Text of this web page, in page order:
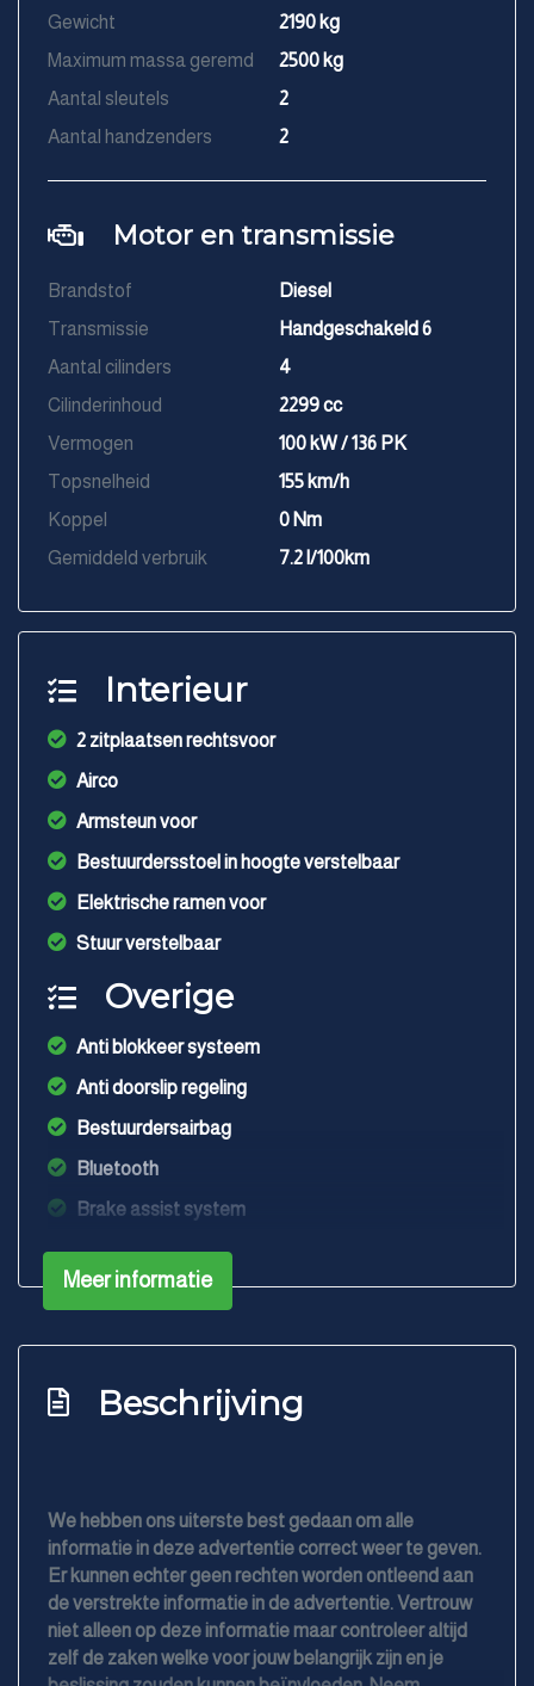
Gewicht
2190 kg
Maximum massa geremd
2500 kg
Aantal sleutels
2
Aantal handzenders
2
Motor en transmissie
Brandstof
Diesel
Transmissie
Handgeschakeld 6
Aantal cilinders
4
Cilinderinhoud
2299 cc
Vermogen
100 kW / 136 PK
Topsnelheid
155 km/h
Koppel
0 Nm
Gemiddeld verbruik
7.2 l/100km
Interieur
2 zitplaatsen rechtsvoor
Airco
Armsteun voor
Bestuurdersstoel in hoogte verstelbaar
Elektrische ramen voor
Stuur verstelbaar
Overige
Anti blokkeer systeem
Anti doorslip regeling
Bestuurdersairbag
Bluetooth
Brake assist system
Elektronisch stabiliteits programma
Exterieur
Centrale vergrendeling met afstandsbediening
Meer informatie
Beschrijving
We hebben ons uiterste best gedaan om alle
informatie in deze advertentie correct weer te geven.
Er kunnen echter geen rechten worden ontleend aan
de verstrekte informatie in de advertentie. Vertrouw
niet alleen op deze informatie maar controleer altijd
zelf de zaken welke voor jouw belangrijk zijn en je